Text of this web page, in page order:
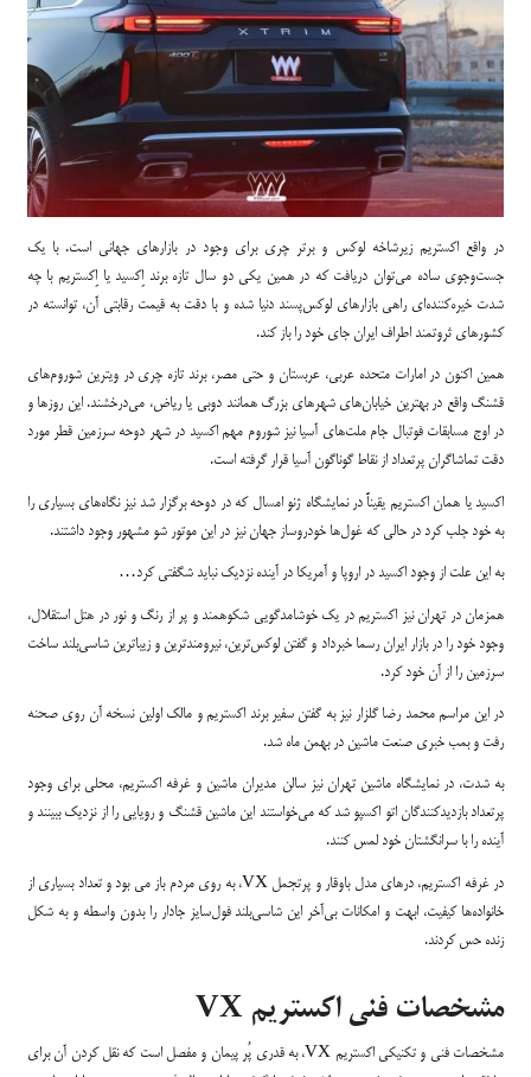
در واقع اکستریم زیرشاخه لوکس و برتر چری برای وجود در بازارهای جهانی است. با یک
جست‌و‌جوی ساده می‌توان دریافت که در همین یکی دو سال تازه برند اِکسید یا اِکستریم با چه
شدت خیره‌کننده‌ای راهی بازارهای لوکس‌پسند دنیا شده و با دقت به قیمت رقابتی آن، توانسته در
کشورهای ثروتمند اطراف ایران جای خود را باز کند.
همین اکنون در امارات متحده عربی، عربستان و حتی مصر، برند تازه چری در ویترین شوروم‌های
قشنگ واقع در بهترین خیابان‌های شهرهای بزرگ همانند دوبی یا ریاض، می‌درخشند. این روزها و
در اوج مسابقات فوتبال جام ملت‌های آسیا نیز شوروم مهم اکسید در شهر دوحه سرزمین قطر مورد
دقت تماشاگران پرتعداد از نقاط گوناگون آسیا قرار گرفته است.
اکسید یا همان اکستریم یقیناً در نمایشگاه ژنو امسال که در دوحه برگزار شد نیز نگاه‌های بسیاری را
به خود جلب کرد در حالی که غول‌ها خودروساز جهان نیز در این موتور شو مشهور وجود داشتند.
به این علت از وجود اکسید در اروپا و آمریکا در آینده نزدیک نباید شگفتی کرد…
همزمان در تهران نیز اکستریم در یک خوشامدگویی شکوهمند و پر از رنگ و نور در هتل استقلال،
وجود خود را در بازار ایران رسما خبرداد و گفتن لوکس‌ترین، نیرومندترین و زیباترین شاسی‌بلند ساخت
سرزمین را از آن خود کرد.
در این مراسم محمد رضا گلزار نیز به گفتن سفیر برند اکستریم و مالک اولین نسخه آن روی صحنه
رفت و بمب خبری صنعت ماشین در بهمن ماه شد.
به شدت، در نمایشگاه ماشین تهران نیز سالن مدیران ماشین و غرفه اکستریم، محلی برای وجود
پرتعداد بازدیدکنندگان اتو اکسپو شد که می‌خواستند این ماشین قشنگ و رویایی را از نزدیک ببینند و
آینده را با سرانگشتان خود لمس کنند.
در غرفه اکستریم، درهای مدل باوقار و پرتجمل VX، به روی مردم باز می بود و تعداد بسیاری از
خانواده‌ها کیفیت، ابهت و امکانات بی‌آخر این شاسی‌بلند فول‌سایز جادار را بدون واسطه و به شکل
زنده حس کردند.
مشخصات فنی اکستریم VX
مشخصات فنی و تکنیکی اکستریم VX، به قدری پُر پیمان و مفصل است که نقل کردن آن برای